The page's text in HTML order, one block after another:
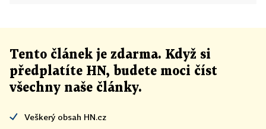
Tento článek je zdarma. Když si
předplatíte HN, budete moci číst
všechny naše články.
Veškerý obsah HN.cz